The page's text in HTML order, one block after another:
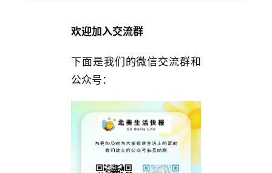
欢迎加入交流群
下面是我们的微信交流群和
公众号：